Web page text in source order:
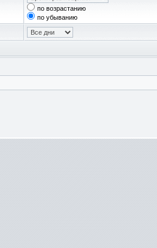
по возрастанию
по убыванию